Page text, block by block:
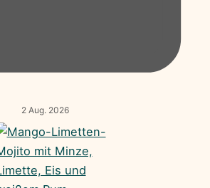
2 Aug. 2026